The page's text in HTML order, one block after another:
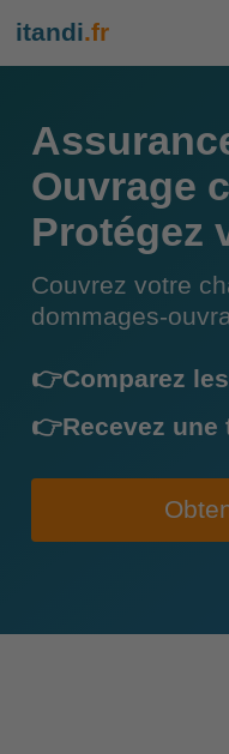
itandi.fr
Ouvrage
Protégez
Couvrez votre
dommages-
👉Comparez
👉Recevez